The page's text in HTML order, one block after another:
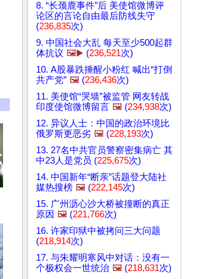
8. “长颈鹿事件”后 美使馆微博评
论区的言论自由最后防线失守
(236,835次)
9. 中国社会大乱 每天至少500起群
体抗议 🖼️▶️ (236,521次)
10. A股暴跌捶醒小粉红 喊出“打倒
共产党” 🖼️ (236,436次)
11. 美使馆“哭墙”被监管 网友转战
印度使馆微博留言 🖼️ (234,938次)
12. 异议人士：中国的政治环境比
俄罗斯更恶劣 🖼️ (228,193次)
13. 27名中共官员警察密集病亡 其
中23人是党员 (225,675次)
14. 中国新年“断亲”话题登大陆社
媒热搜榜 🖼️ (222,145次)
15. 广州沥心沙大桥被撞断的真正
原因 🖼️ (221,766次)
16. 许家印狱中被拷问三大问题
(218,914次)
17. 与朱耀明寒风中对话：没有一
个极权会一世统治 🖼️ (218,631次)